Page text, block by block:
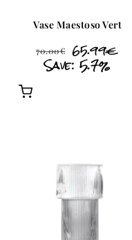
Vase Maestoso Vert
70.00€ 65.99€
Save: 5.7%